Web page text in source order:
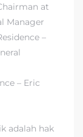
at
Manager
–
– Eric
adalah hak